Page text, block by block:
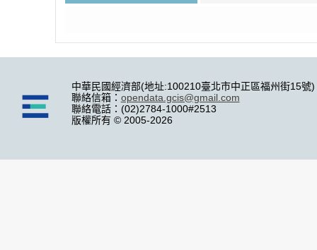
中華民國經濟部(地址:100210臺北市中正區福州街15號)
聯絡信箱： opendata.gcis@gmail.com
聯絡電話：(02)2784-1000#2513
版權所有 © 2005-2026